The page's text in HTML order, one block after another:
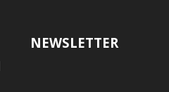
NEWSLETTER